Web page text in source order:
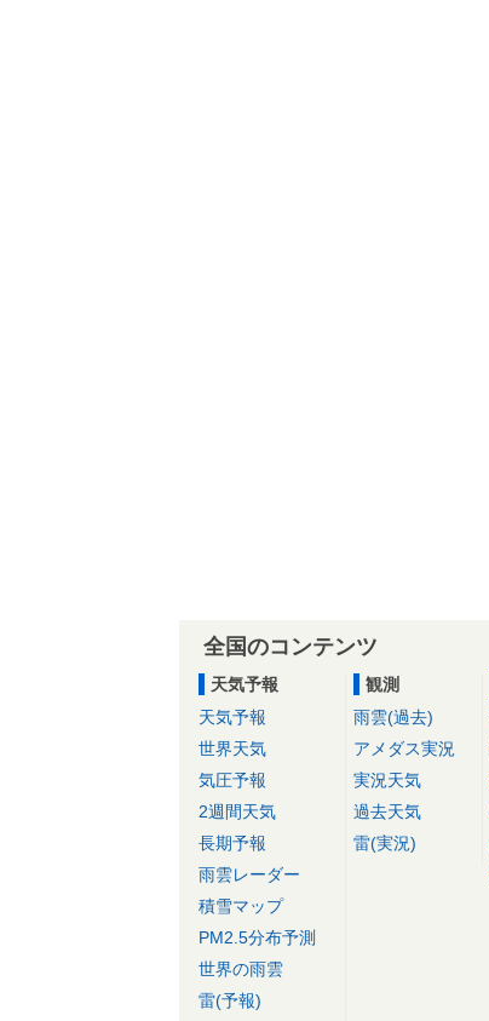
全国のコンテンツ
天気予報
天気予報
世界天気
気圧予報
2週間天気
長期予報
雨雲レーダー
積雪マップ
PM2.5分布予測
世界の雨雲
雷(予報)
観測
雨雲(過去)
アメダス実況
実況天気
過去天気
雷(実況)